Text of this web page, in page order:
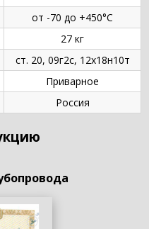
от -70 до +450°C
27 кг
ст. 20, 09г2с, 12х18н10т
Приварное
Россия